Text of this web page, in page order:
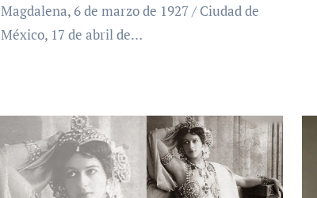
Magdalena, 6 de marzo de 1927 / Ciudad de
México, 17 de abril de…